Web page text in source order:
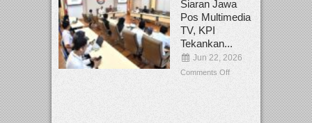
Siaran Jawa
Pos Multimedia
TV, KPI
Tekankan...
Jun 22, 2026
Comments Off